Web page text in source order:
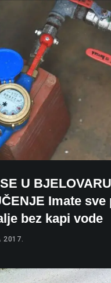
U
Imate sve
bez kapi vode
2017.